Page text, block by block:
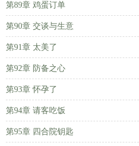
第89章 鸡蛋订单
第90章 交谈与生意
第91章 太美了
第92章 防备之心
第93章 怀孕了
第94章 请客吃饭
第95章 四合院钥匙